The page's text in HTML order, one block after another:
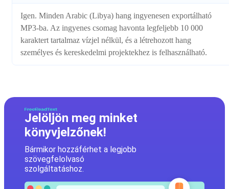
Igen. Minden Arabic (Libya) hang ingyenesen exportálható
MP3-ba. Az ingyenes csomag havonta legfeljebb 10 000
karaktert tartalmaz vízjel nélkül, és a létrehozott hang
személyes és kereskedelmi projektekhez is felhasználható.
Jelöljön meg minket
könyvjelzőnek!
Bármikor hozzáférhet a legjobb
szövegfelolvasó
szolgáltatáshoz.